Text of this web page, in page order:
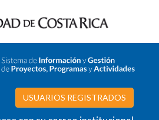
USUARIOS REGISTRADOS